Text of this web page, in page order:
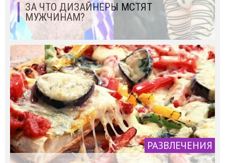
ЗА ЧТО ДИЗАЙНЕРЫ МСТЯТ
МУЖЧИНАМ?
РАЗВЛЕЧЕНИЯ